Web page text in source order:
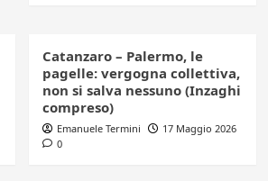
Catanzaro – Palermo, le
pagelle: vergogna collettiva,
non si salva nessuno (Inzaghi
compreso)
Emanuele Termini
17 Maggio 2026
0